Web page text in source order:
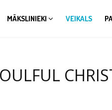
MĀKSLINIEKI VEIKALS